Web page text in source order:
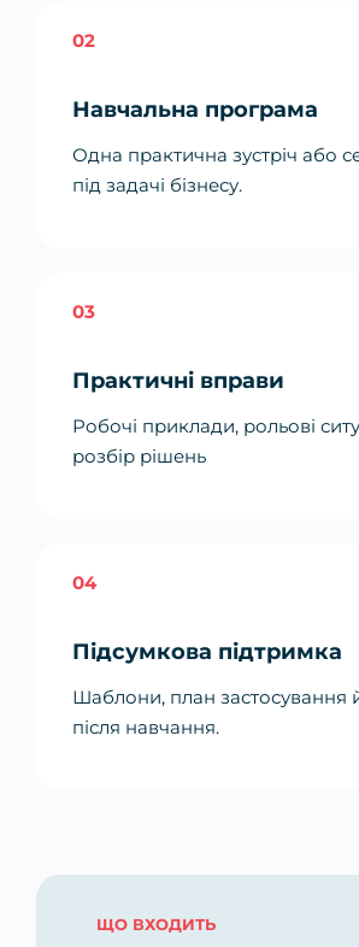
02
Навчальна програма
Одна практична зустріч або
під задачі бізнесу.
03
Практичні вправи
Робочі приклади, рольові
розбір рішень
04
Підсумкова підтримка
Шаблони, план застосування й
після навчання.
ЩО ВХОДИТЬ